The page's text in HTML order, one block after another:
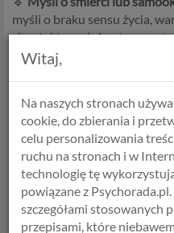
myśli o braku sensu życia,
skontaktować się z
Co zrobić, jeśli
objawy?
📌Nie ignoruj ich– depresja
skutecznie leczyć. Im
większa szansa na poprawę.
📌Porozmawiaj z kimś,
Witaj,
Na naszych stronach
cookie, do zbierania i
celu personalizowania
ruchu na stronach i w
technologię tę
powiązane z
szczegółami stosowanych
przepisami, które